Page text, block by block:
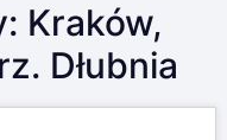
Kraków,
Dłubnia